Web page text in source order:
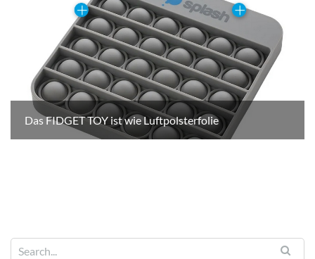
Das FIDGET TOY ist wie Luftpolsterfolie